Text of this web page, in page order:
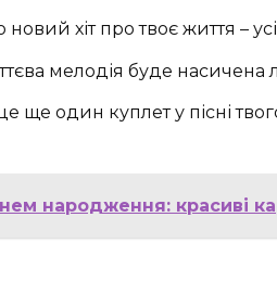
хіт про твоє життя –
мелодія буде
один куплет у пісні
народження: красиві